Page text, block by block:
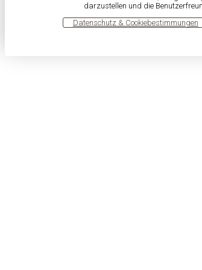
darzustellen und die
Datenschutz & Cookiebestimmungen